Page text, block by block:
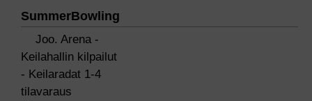
SummerBowling
Joo. Arena -
Keilahallin kilpailut
- Keilaradat 1-4
tilavaraus